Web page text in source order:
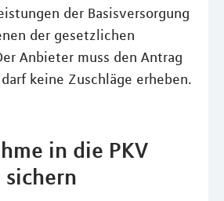
der Basisversorgung
der gesetzlichen
Anbieter muss den Antrag
keine Zuschläge erheben.
in die PKV